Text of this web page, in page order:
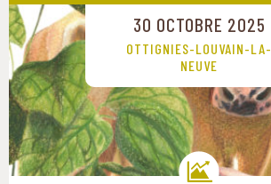
30 OCTOBRE 2025
OTTIGNIES-LOUVAIN-LA-
NEUVE